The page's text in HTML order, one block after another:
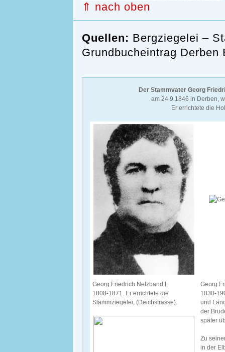
⇑ nach oben
Quellen: Bergziegelei –
Grundbucheintrag Derben
Der Stammvater Georg
am 24.9.1846 in Derben,
Er errichtete die
Georg Friedrich Netzband I,
1808-1871. Er errichtete die
Stammziegelei, (Deichstrasse).
Georg
1830-
und
der
später
Zu
in der